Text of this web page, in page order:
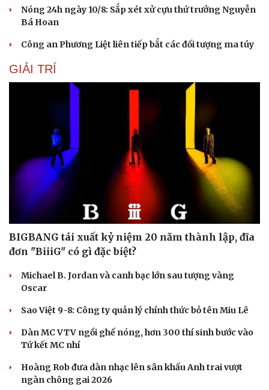
Cải chính
Nóng 24h ngày 10/8: Sắp xét xử cựu thứ trưởng Nguyễn
Bá Hoan
Công an Phương Liệt liên tiếp bắt các đối tượng ma túy
GIẢI TRÍ
BIGBANG tái xuất kỷ niệm 20 năm thành lập, đĩa
đơn "BiiiG" có gì đặc biệt?
Michael B. Jordan và canh bạc lớn sau tượng vàng
Oscar
Sao Việt 9-8: Công ty quản lý chính thức bỏ tên Miu Lê
Dàn MC VTV ngồi ghế nóng, hơn 300 thí sinh bước vào
Tứ kết MC nhí
Hoàng Rob đưa dàn nhạc lên sân khấu Anh trai vượt
ngàn chông gai 2026